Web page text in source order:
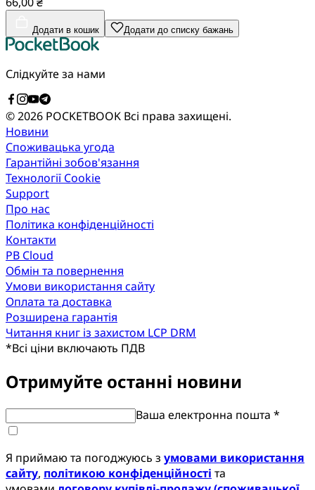
Додати в кошик Додати до списку бажань
Слідкуйте за нами
© 2026 POCKETBOOK Всі права захищені.
Новини
Споживацька угода
Гарантійні зобов'язання
Технології Cookie
Support
Про нас
Політика конфіденційності
Контакти
PB Cloud
Обмін та повернення
Умови використання сайту
Оплата та доставка
Розширена гарантія
Читання книг із захистом LCP DRM
*Всі ціни включають ПДВ
Отримуйте останні новини
Ваша електронна пошта *
Я приймаю та погоджуюсь з умовами використання
сайту, політикою конфіденційності та